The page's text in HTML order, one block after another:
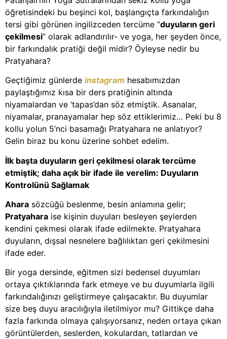
öğretisindeki bu beşinci kol, başlangıçta farkındalığın
tersi gibi görünen ingilizceden tercüme “duyuların geri
çekilmesi” olarak adlandırılır- ve yoga, her şeyden önce,
bir farkındalık pratiği değil midir? Öyleyse nedir bu
Pratyahara?
Geçtiğimiz günlerde instagram hesabımızdan
paylaştığımız kısa bir ders pratiğinin altında
niyamalardan ve ‘tapas’dan söz etmiştik. Asanalar,
niyamalar, pranayamalar hep söz ettiklerimiz… Peki bu 8
kollu yolun 5’nci basamağı Pratyahara ne anlatıyor?
Gelin biraz bu konu üzerine sohbet edelim.
İlk başta duyuların geri çekilmesi olarak tercüme
etmiştik; daha açık bir ifade ile verelim: Duyuların
Kontrolünü Sağlamak
Ahara sözcüğü beslenme, besin anlamına gelir;
Pratyahara ise kişinin duyuları besleyen şeylerden
kendini çekmesi olarak ifade edilmekte. Pratyahara
duyuların, dışsal nesnelere bağlılıktan geri çekilmesini
ifade eder.
Bir yoga dersinde, eğitmen sizi bedensel duyumları
ortaya çıktıklarında fark etmeye ve bu duyumlarla ilgili
farkındalığınızı geliştirmeye çalışacaktır. Bu duyumlar
size beş duyu aracılığıyla iletilmiyor mu? Gittikçe daha
fazla farkında olmaya çalışıyorsanız, neden ortaya çıkan
görüntülerden, seslerden, kokulardan, tatlardan ve